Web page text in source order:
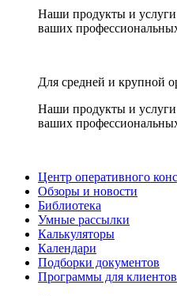
Наши продукты и
ваших
Для средней и крупной
Наши продукты и
ваших
Центр оперативного
Обзоры и новости
Библиотека
Умные рассылки
Калькуляторы
Календари
Подборки документов
Программы для клиентов